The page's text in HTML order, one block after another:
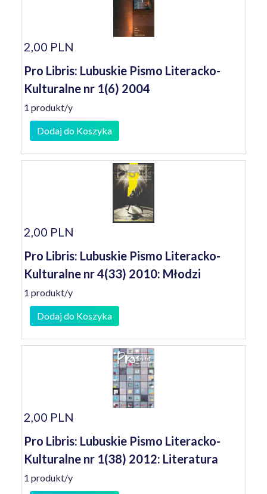
2,00 PLN
Pro Libris: Lubuskie Pismo Literacko-
Kulturalne nr 1(6) 2004
1 produkt/y
Dodaj do Koszyka
2,00 PLN
Pro Libris: Lubuskie Pismo Literacko-
Kulturalne nr 4(33) 2010: Młodzi
1 produkt/y
Dodaj do Koszyka
2,00 PLN
Pro Libris: Lubuskie Pismo Literacko-
Kulturalne nr 1(38) 2012: Literatura
1 produkt/y